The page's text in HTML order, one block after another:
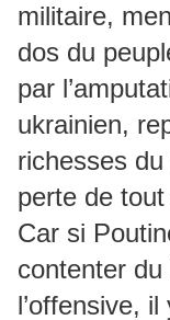
militaire,
dos du
par
ukrainien,
richesses
perte de
Car si
contenter
l’offensive,